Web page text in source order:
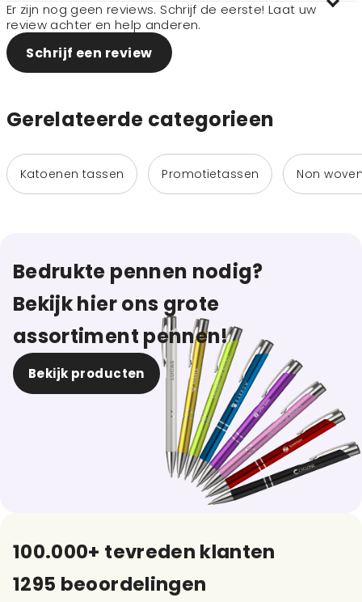
Er zijn nog geen reviews. Schrijf de eerste! Laat uw
review achter en help anderen.
Schrijf een review
Gerelateerde categorieen
Katoenen tassen Promotietassen Non
Bedrukte pennen nodig?
Bekijk hier ons grote
assortiment pennen!
Bekijk producten
100.000+ tevreden klanten
1295 beoordelingen